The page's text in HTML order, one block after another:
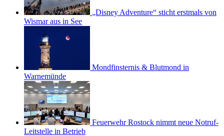
„Disney Adventure“ sticht erstmals von
Wismar aus in See
Mondfinsternis & Blutmond in
Warnemünde
Feuerwehr Rostock nimmt neue Notruf-
Leitstelle in Betrieb